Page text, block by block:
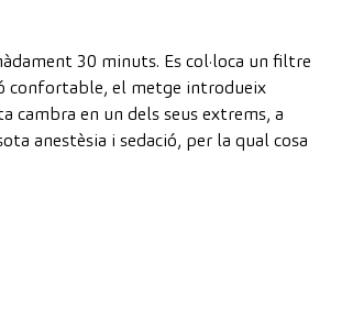
30 minuts. Es col·loca un filtre
confortable, el metge introdueix
en un dels seus extrems, a
anestèsia i sedació, per la qual cosa